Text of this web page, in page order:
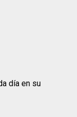
día en su